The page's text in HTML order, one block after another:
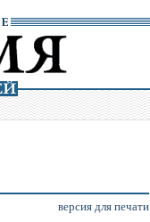
версия для печати